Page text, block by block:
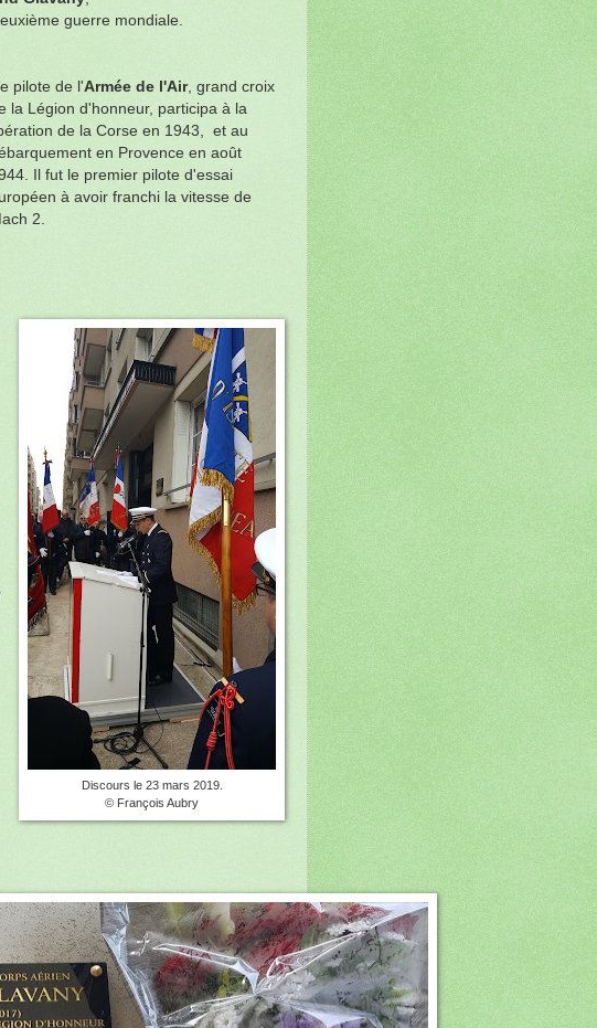
guerre mondiale.
pilote de l'Armée de l'Air, grand croix
la Légion d'honneur, participa à la
de la Corse en 1943, et au
en Provence en août
Il fut le premier pilote d'essai
à avoir franchi la vitesse de
2.
Discours le 23 mars 2019.
© François Aubry